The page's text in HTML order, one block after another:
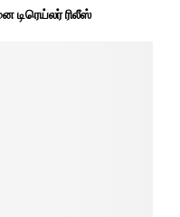
டிரெய்லர் ரிலீஸ்